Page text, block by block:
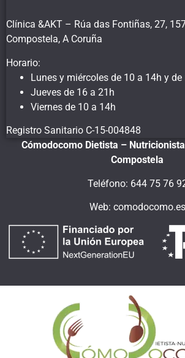
Clínica &AKT – Rúa das Fontiñas, 27,
Compostela, A Coruña
Horario:
Lunes y miércoles de 10 a 14h y de
Jueves de 16 a 21h
Viernes de 10 a 14h
Registro Sanitario C-15-004848
Cómodocomo Dietista –
Compostela
Teléfono: 644 75 76
Web: comodocomo.es